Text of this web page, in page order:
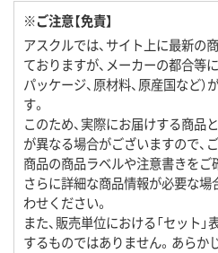
※ご注意【免責】
アスクルでは、サイト上に最新の
ておりますが、メーカーの都合等に
パッケージ、原材料、原産国など
す。
このため、実際にお届けする商品
が異なる場合がございますので、
商品の商品ラベルや注意書きをご
さらに詳細な商品情報が必要な場
わせください。
また、販売単位における「セット
するものではありません。あらか